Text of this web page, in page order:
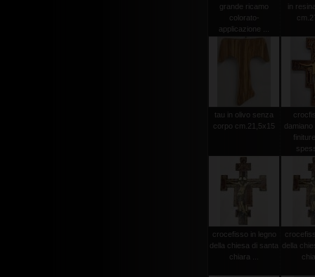
grande ricamo
colorato-
applicazione ...
in
tau in olivo senza
corpo cm.21,5x15
crocefisso in legno
della chiesa di santa
chiara ...
della